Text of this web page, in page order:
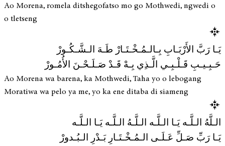
Ao Morena, romela ditshegofatso mo go Mothwedi, ngwedi o
o tletseng
يَـا رَبَّ الأَرْبَـابِ بِـالـمُـخْـتَـارْ طَـهَ الـشَّـكُـورْ
حَـبِـيـبِ قَـلْـبِـي الَّـذِي بِـهْ قَـدْ صَـلَـحْـنَ الأُمُـورْ
Ao Morena wa barena, ka Mothwedi, Taha yo o lebogang
Moratiwa wa pelo ya me, yo ka ene ditaba di siameng
الـلَّهُ الـلَّـه يَـا الـلَّـه الـلَّـهُ الـلَّـه يَـا الـلَّـه
يَـا رَبِّ صَـلِّ عَـلَـى الـمُـخْـتَـارِ بَـدْرِ الـبُـدورْ